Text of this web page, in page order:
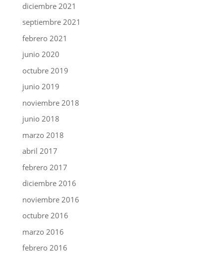
diciembre 2021
septiembre 2021
febrero 2021
junio 2020
octubre 2019
junio 2019
noviembre 2018
junio 2018
marzo 2018
abril 2017
febrero 2017
diciembre 2016
noviembre 2016
octubre 2016
marzo 2016
febrero 2016